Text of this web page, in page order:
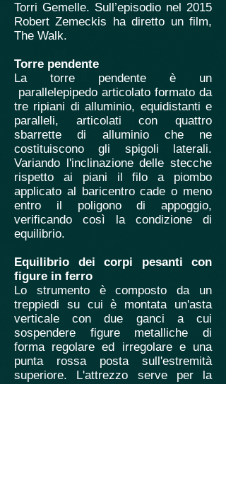
Torri Gemelle. Sull’episodio nel 2015
Robert Zemeckis ha diretto un film,
The Walk.
Torre pendente
La torre pendente è un
parallelepipedo articolato formato da
tre ripiani di alluminio, equidistanti e
paralleli, articolati con quattro
sbarrette di alluminio che ne
costituiscono gli spigoli laterali.
Variando l'inclinazione delle stecche
rispetto ai piani il filo a piombo
applicato al baricentro cade o meno
entro il poligono di appoggio,
verificando così la condizione di
equilibrio.
Equilibrio dei corpi pesanti con
figure in ferro
Lo strumento è composto da un
treppiedi su cui è montata un'asta
verticale con due ganci a cui
sospendere figure metalliche di
forma regolare ed irregolare e una
punta rossa posta sull'estremità
superiore. L'attrezzo serve per la